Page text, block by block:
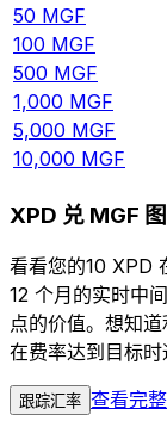
50 MGF
100 MGF
500 MGF
1,000 MGF
5,000 MGF
10,000 MGF
XPD 兑 MGF
看看您的10 XPD
12 个月的实时中
点的价值。想知
在费率达到目标时
跟踪汇率 查看完